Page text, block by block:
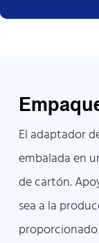
El adaptador
embalada en
de cartón.
sea a la